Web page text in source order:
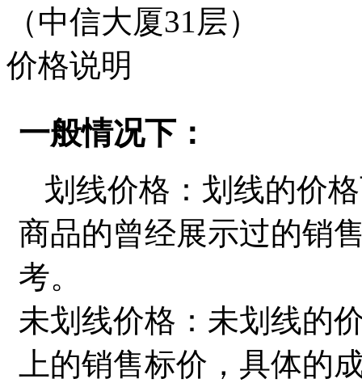
（中信大厦31层）
价格说明
一般情况下：
划线价格：划线的价
商品的曾经展示过的销
考。
未划线价格：未划线的
上的销售标价，具体的